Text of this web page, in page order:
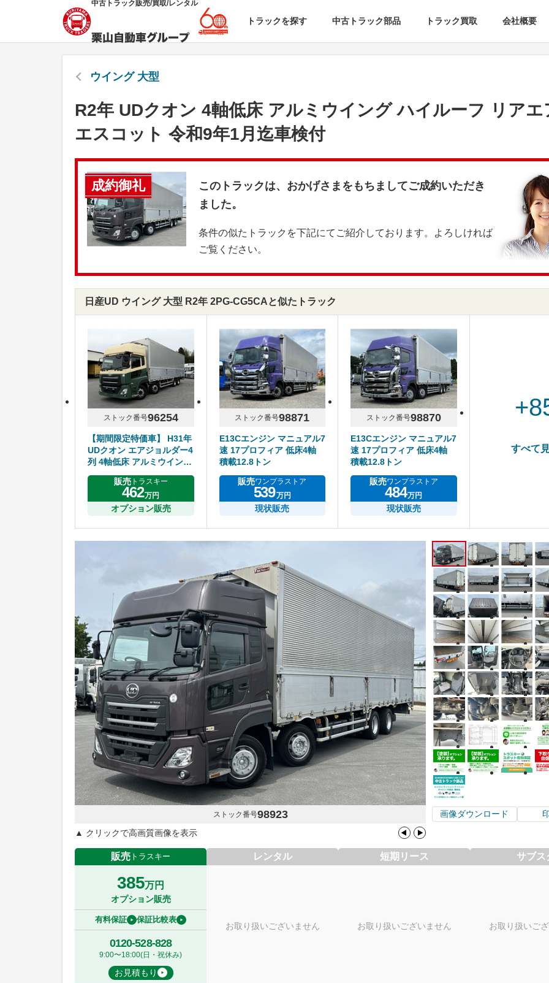
中古トラック販売/買取/レンタル
トラックを探す 中古トラック部品 トラック買取 会社概要
ウイング 大型
R2年 UDクオン 4軸低床 アルミウイング ハイルーフ リアエ
エスコット 令和9年1月迄車検付
成約御礼
このトラックは、おかげさまをもちましてご成約いただき
ました。
条件の似たトラックを下記にてご紹介しております。よろしければ
ご覧ください。
日産UD ウイング 大型 R2年 2PG-CG5CAと似たトラック
ストック番号96254
【期間限定特価車】 H31年
UDクオン エアジョルダー4
列 4軸低床 アルミウイング
ハイルーフ リアエアサス
アルミホイール エスコット
販売トラスキー
462万円
オプション販売
ストック番号98871
E13Cエンジン マニュアル7
速 17プロフィア 低床4軸
積載12.8トン
販売ワンプラストア
539万円
現状販売
ストック番号98870
E13Cエンジン マニュアル7
速 17プロフィア 低床4軸
積載12.8トン
販売ワンプラストア
484万円
現状販売
すべて
ストック番号98923
▲ クリックで高画質画像を表示
画像ダウンロード
販売 トラスキー
385万円
オプション販売
有料保証 保証比較表
0120-528-828
9:00〜18:00(日・祝休み)
お見積もり
レンタル
お取り扱いございません
短期リース
お取り扱いございません
サブス
お取り扱いご